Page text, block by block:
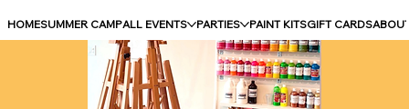
HOMESUMMER CAMPALL EVENTS PARTIES PAINT KITSGIFT CARDS